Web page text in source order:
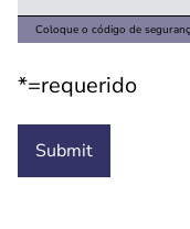
Coloque o código de
*=requerido